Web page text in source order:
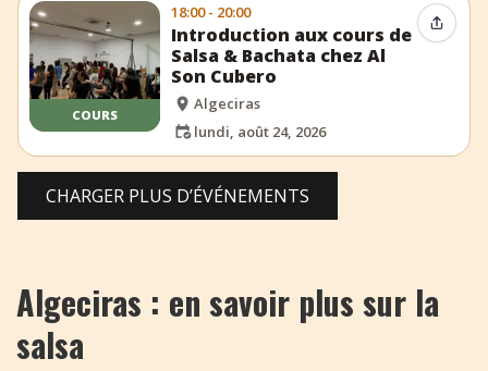
COURS
18:00 - 20:00
Introduction aux cours de
Salsa & Bachata chez Al
Son Cubero
Algeciras
lundi, août 24, 2026
CHARGER PLUS D’ÉVÉNEMENTS
Algeciras : en savoir plus sur la
salsa